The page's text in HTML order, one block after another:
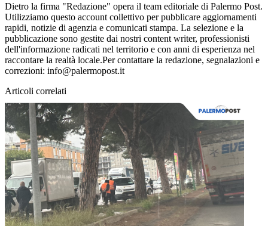
Dietro la firma "Redazione" opera il team editoriale di Palermo Post.
Utilizziamo questo account collettivo per pubblicare aggiornamenti
rapidi, notizie di agenzia e comunicati stampa. La selezione e la
pubblicazione sono gestite dai nostri content writer, professionisti
dell'informazione radicati nel territorio e con anni di esperienza nel
raccontare la realtà locale.Per contattare la redazione, segnalazioni e
correzioni: info@palermopost.it
Articoli correlati